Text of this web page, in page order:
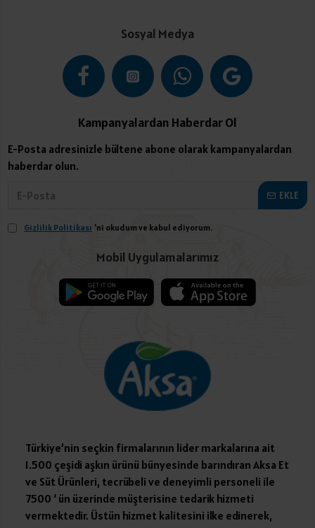
Sosyal Medya
Kampanyalardan Haberdar Ol
E-Posta adresinizle bültene abone olarak kampanyalardan
haberdar olun.
EKLE
Gizlilik Politikası 'ni okudum ve kabul ediyorum.
Mobil Uygulamalarımız
Türkiye’nin seçkin firmalarının lider markalarına ait
1.500 çeşidi aşkın ürünü bünyesinde barındıran Aksa Et
ve Süt Ürünleri, tecrübeli ve deneyimli personeli ile
7500 ‘ ün üzerinde müşterisine tedarik hizmeti
vermektedir. Üstün hizmet kalitesini ilke edinerek,